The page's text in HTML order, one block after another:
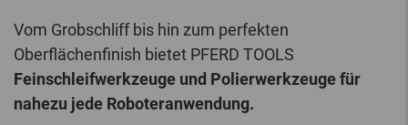
Vom Grobschliff bis hin zum perfekten
Oberflächenfinish bietet PFERD TOOLS
Feinschleifwerkzeuge und Polierwerkzeuge für
nahezu jede Roboteranwendung.